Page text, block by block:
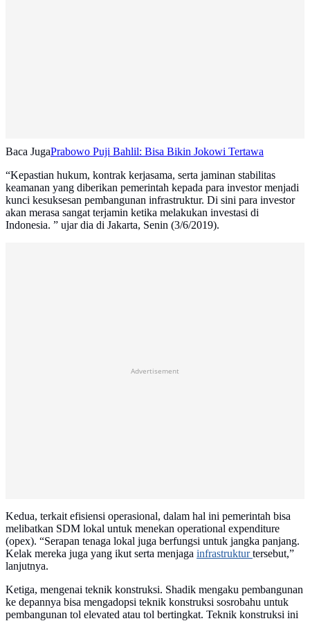
Baca JugaPrabowo Puji Bahlil: Bisa Bikin Jokowi Tertawa
“Kepastian hukum, kontrak kerjasama, serta jaminan stabilitas
keamanan yang diberikan pemerintah kepada para investor menjadi
kunci kesuksesan pembangunan infrastruktur. Di sini para investor
akan merasa sangat terjamin ketika melakukan investasi di
Indonesia. ” ujar dia di Jakarta, Senin (3/6/2019).
Advertisement
Kedua, terkait efisiensi operasional, dalam hal ini pemerintah bisa
melibatkan SDM lokal untuk menekan operational expenditure
(opex). “Serapan tenaga lokal juga berfungsi untuk jangka panjang.
Kelak mereka juga yang ikut serta menjaga infrastrukturtersebut,”
lanjutnya.
Ketiga, mengenai teknik konstruksi. Shadik mengaku pembangunan
ke depannya bisa mengadopsi teknik konstruksi sosrobahu untuk
pembangunan tol elevated atau tol bertingkat. Teknik konstruksi ini